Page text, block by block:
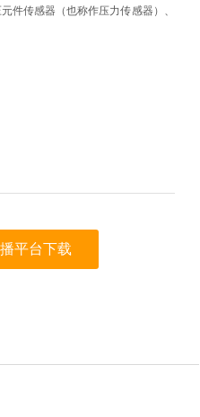
感器（也称作压力传感器）、
平台下载